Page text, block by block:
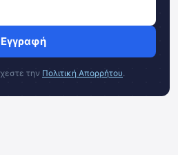
Εγγραφή
την Πολιτική Απορρήτου.